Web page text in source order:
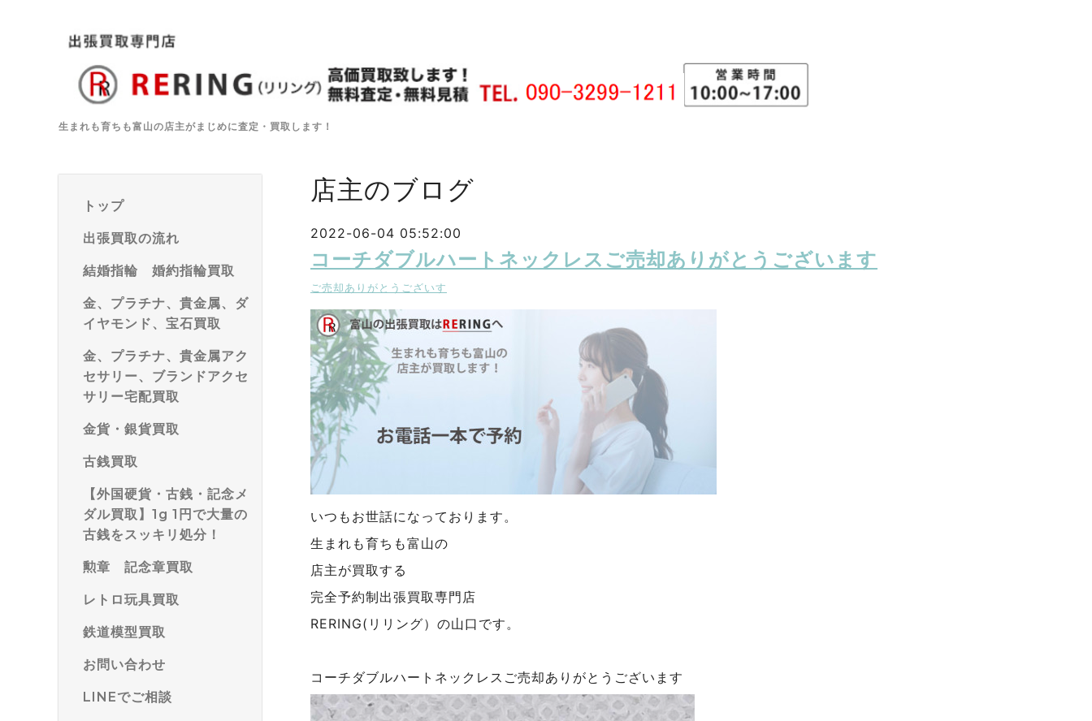
生まれも育ちも富山の店主がまじめに査定・買取します！
トップ
出張買取の流れ
結婚指輪 婚約指輪買取
金、プラチナ、貴金属、ダ
イヤモンド、宝石買取
金、プラチナ、貴金属アク
セサリー、ブランドアクセ
サリー宅配買取
金貨・銀貨買取
古銭買取
【外国硬貨・古銭・記念メ
ダル買取】1g 1円で大量の
古銭をスッキリ処分！
勲章 記念章買取
レトロ玩具買取
鉄道模型買取
お問い合わせ
LINEでご相談
店主のブログ
2022-06-04 05:52:00
コーチダブルハートネックレスご売却ありがとうございます
ご売却ありがとうございす
いつもお世話になっております。
生まれも育ちも富山の
店主が買取する
完全予約制出張買取専門店
RERING(リリング）の山口です。
コーチダブルハートネックレスご売却ありがとうございます